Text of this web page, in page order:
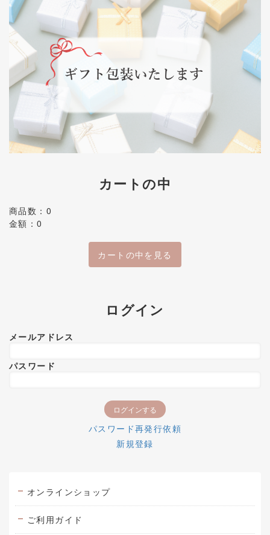
カートの中
商品数：0
金額：0
カートの中を見る
ログイン
メールアドレス
パスワード
パスワード再発行依頼
新規登録
オンラインショップ
ご利用ガイド